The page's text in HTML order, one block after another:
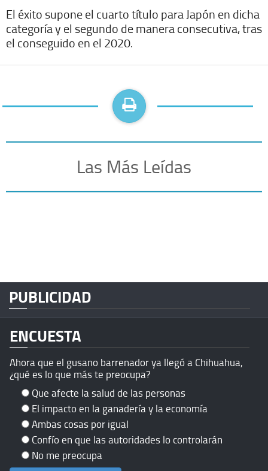
El éxito supone el cuarto título para Japón en dicha
categoría y el segundo de manera consecutiva, tras
el conseguido en el 2020.
Las Más Leídas
PUBLICIDAD
ENCUESTA
Ahora que el gusano barrenador ya llegó a Chihuahua,
¿qué es lo que más te preocupa?
Que afecte la salud de las personas
El impacto en la ganadería y la economía
Ambas cosas por igual
Confío en que las autoridades lo controlarán
No me preocupa